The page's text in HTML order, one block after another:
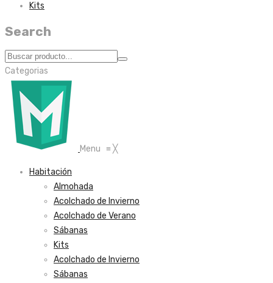
Kits
Search
Categorias
Menu ≡ ╳
Habitación
Almohada
Acolchado de Invierno
Acolchado de Verano
Sábanas
Kits
Acolchado de Invierno
Sábanas